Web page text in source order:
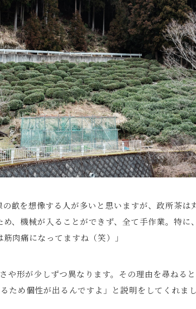
の畝を想像する人が多いと思いますが、政所茶は
、機械が入ることができず、全て手作業。特に
肉痛になってますね（笑）」
や形が少しずつ異なります。その理由を尋ねる
ため個性が出るんですよ」と説明をしてくれまし